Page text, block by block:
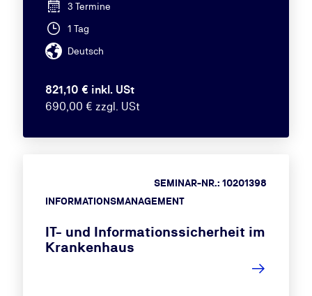
3 Termine
1 Tag
Deutsch
821,10 € inkl. USt
690,00 € zzgl. USt
INFORMATIONSMANAGEMENT
SEMINAR-NR.: 10201398
IT- und Informationssicherheit im
Krankenhaus